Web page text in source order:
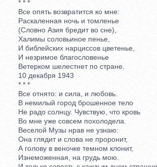
* * *
Все опять возвратится ко мне:
Раскаленная ночь и томленье
(Словно Азия бредит во сне),
Халимы соловьиное пенье,
И библейских нарциссов цветенье,
И незримое благословенье
Ветерком шелестнет по стране.
10 декабря 1943
* * *
Все отнято: и сила, и любовь.
В немилый город брошенное тело
Не радо солнцу. Чувствую, что кровь
Во мне уже совсем похолодела.
Веселой Музы нрав не узнаю:
Она глядит и слова не проронит,
А голову в веночке темном клонит,
Изнеможенная, на грудь мою.